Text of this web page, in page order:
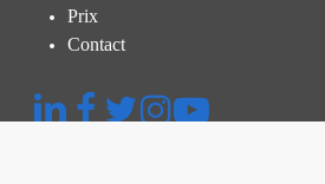
Prix
Contact